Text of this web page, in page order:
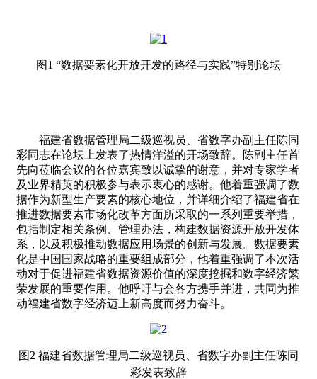
图1 “数据要素化开放开发的路径与实践”特别论坛
福建省数据管理局二级巡视员、省数字办副主任陈同
彩同志在论坛上发表了热情洋溢的开场致辞。陈副主任首
先向莅临会议的各位嘉宾致以诚挚的谢意，并对专家学者
及业界精英的积极参与表示衷心的感谢。他着重强调了数
据作为新型生产要素的核心地位，并详细介绍了福建省在
推进数据要素市场化改革方面所采取的一系列重要举措，
包括制定相关条例、管理办法，构建数据资源开放开发体
系，以及积极推动数据应用场景的创新与发展。数据要素
化是中国国家战略的重要组成部分，他着重强调了本次活
动对于促进福建省数据资源价值的深度挖掘和数字经济繁
荣发展的重要作用。他呼吁与会各方携手并进，共同为推
动福建省数字经济迈上新高度而努力奋斗。
图2 福建省数据管理局二级巡视员、省数字办副主任陈同
彩发表致辞